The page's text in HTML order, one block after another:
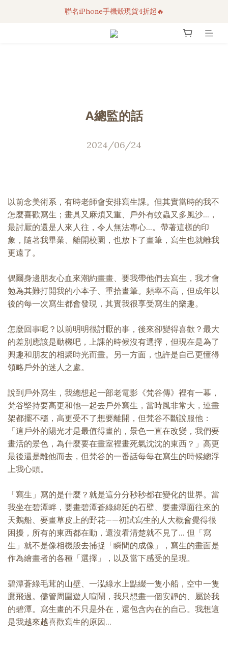
3C科技好物｜任選2件95折！
聯名iPhone手機殼現貨4折起🔥
超人氣聯名自動傘任2件9折！
A總監的話
2024/06/24
以前念美術系，有時老師會安排寫生課。但其實當時的我不
怎麼喜歡寫生；畫具又麻煩又重、戶外有蚊蟲又多風沙...，
最討厭的還是人來人往，令人無法專心...。帶著這樣的印
象，隨著我畢業、離開校園，也放下了畫筆，寫生也就離我
更遠了。
偶爾身邊朋友心血來潮約畫畫、要我帶他們去寫生，我才會
勉為其難打開我的小本子、重拾畫筆。頻率不高，但成年以
後的每一次寫生都會發現，其實我很享受寫生的樂趣。
怎麼回事呢？以前明明很討厭的事，後來卻變得喜歡？最大
的差別應該是動機吧，上課的時候沒有選擇，但現在是為了
興趣和朋友的相聚時光而畫。另一方面，也許是自己更懂得
領略戶外的迷人之處。
說到戶外寫生，我總想起一部老電影《梵谷傳》裡有一幕，
梵谷堅持要高更和他一起去戶外寫生，當時風非常大，連畫
架都擺不穩，高更受不了想要離開，但梵谷不斷說服他：
「這戶外的陽光才是最值得畫的，景色一直在改變，我們要
畫活的景色，為什麼要在畫室裡畫死氣沈沈的東西？」高更
最後還是離他而去，但梵谷的一番話每每在寫生的時候總浮
上我心頭。
「寫生」寫的是什麼？就是這分分秒秒都在變化的世界。當
我坐在碧潭畔，要畫碧潭蒼綠綿延的石壁、要畫潭面往來的
天鵝船、要畫草皮上的野花——初試寫生的人大概會覺得很
困擾，所有的東西都在動，還沒看清楚就不見了... 但「寫
生」就不是像相機般去捕捉「瞬間的成像」，寫生的畫面是
作為繪畫者的各種「選擇」，以及當下感受的呈現。
碧潭蒼綠毛茸的山壁、一泓綠水上點綴一隻小船，空中一隻
鷹飛過。儘管周圍遊人喧鬧，我只想畫一個安靜的、屬於我
的碧潭。寫生畫的不只是外在，還包含內在的自己。我想這
是我越來越喜歡寫生的原因...